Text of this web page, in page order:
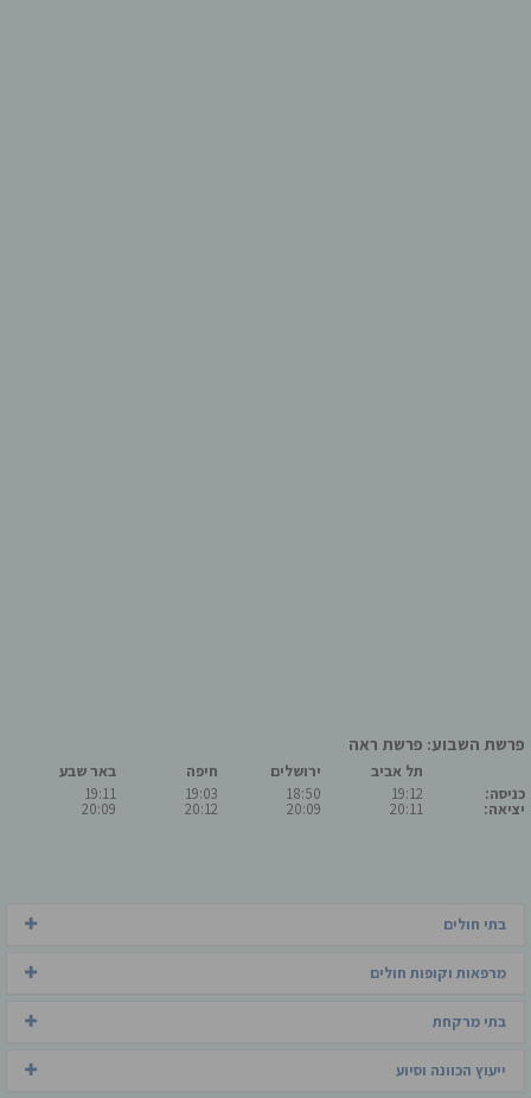
פרשת השבוע: פרשת ראה
כניסה:
יציאה:
תל אביב
19:12
20:11
ירושלים
18:50
20:09
חיפה
19:03
20:12
באר שבע
19:11
20:09
בתי חולים
מרפאות וקופות חולים
בתי מרקחת
ייעוץ הכוונה וסיוע